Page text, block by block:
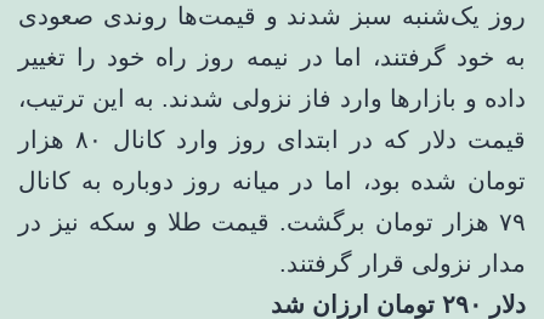
روز یک‌شنبه سبز شدند و قیمت‌ها روندی صعودی
به خود گرفتند، اما در نیمه روز راه خود را تغییر
داده و بازارها وارد فاز نزولی شدند. به این ترتیب،
قیمت دلار که در ابتدای روز وارد کانال ۸۰ هزار
تومان شده بود، اما در میانه روز دوباره به کانال
۷۹ هزار تومان برگشت. قیمت طلا و سکه نیز در
مدار نزولی قرار گرفتند.
دلار ۲۹۰ تومان ارزان شد